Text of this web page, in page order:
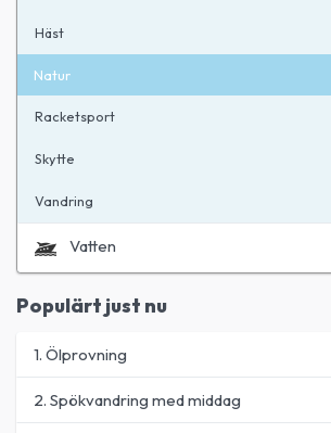
Häst
Natur
Racketsport
Skytte
Vandring
Vatten
Populärt just nu
1. Ölprovning
2. Spökvandring med middag